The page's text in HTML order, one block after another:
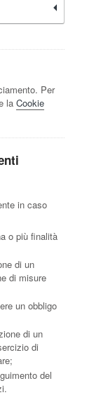
Per
la Cookie
in caso
o più finalità
di un
di misure
un obbligo
di un
di
del